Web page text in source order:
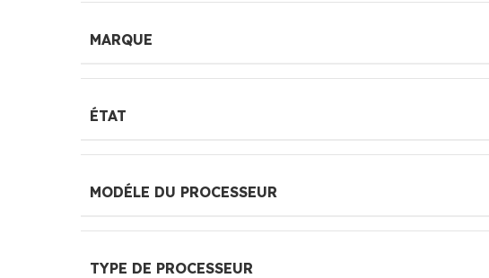
MARQUE
ÉTAT
MODÉLE DU PROCESSEUR
TYPE DE PROCESSEUR